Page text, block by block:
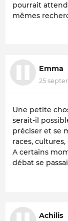
pourrait
mêmes
Emma
25
Une petite
serait-il
préciser et se
races, cultures,
A certains
débat se
Achilis